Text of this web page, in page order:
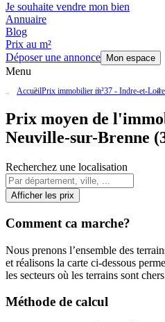
Je souhaite vendre mon bien
Annuaire
Blog
Prix au m²
Déposer une annonce
Mon espace
Menu
AccueilPrix immobilier m²37 - Indre-et-Loire
Prix moyen de
Neuville-sur-Brenne
Recherchez une localisation
Afficher les prix
Comment ca marche?
Nous prenons l’ensemble des
et réalisons la carte ci-dessous
les secteurs où les terrains sont
Méthode de calcul